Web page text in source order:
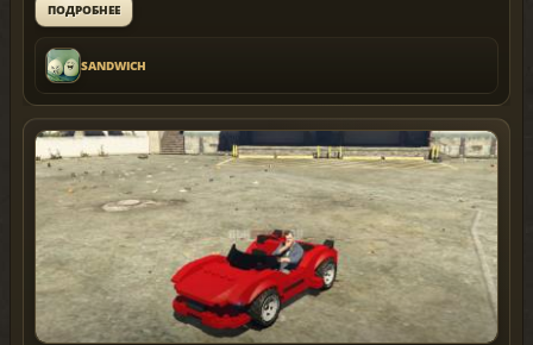
ПОДРОБНЕЕ
SANDWICH